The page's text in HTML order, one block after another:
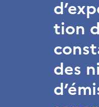
tion
des